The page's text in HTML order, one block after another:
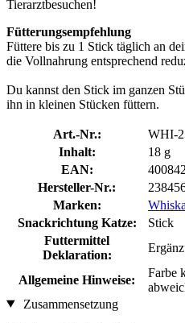
Tierarztbesuchen!
Fütterungsempfehlung
Füttere bis zu 1 Stick täglich an
die Vollnahrung entsprechend
Du kannst den Stick im ganzen
ihn in kleinen Stücken füttern.
Art.-Nr.:
WHI-
Inhalt:
18 g
EAN:
Hersteller-Nr.:
Marken:
Snackrichtung Katze:
Stick
Futtermittel
Deklaration:
Allgemeine Hinweise:
Farbe
Zusammensetzung